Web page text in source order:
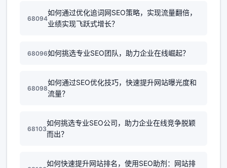
68094
如何通过优化追词网SEO策略，实现流量翻倍，
业绩实现飞跃式增长？
68096如何挑选专业SEO团队，助力企业在线崛起？
68098
如何通过SEO优化技巧，快速提升网站曝光度和
流量？
68103
如何挑选专业SEO公司，助力企业在线竞争脱颖
而出？
如何快速提升网站排名，使用SEO助剂：网站排